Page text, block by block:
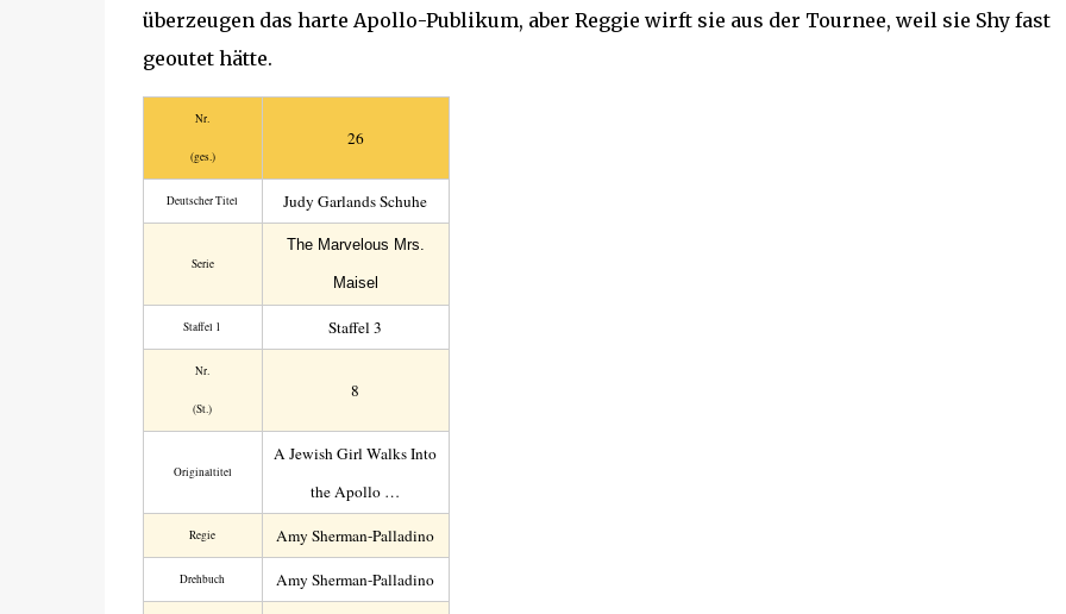
überzeugen das harte Apollo-Publikum, aber Reggie wirft sie aus der Tournee, weil sie Shy fast
geoutet hätte.
Nr.
(ges.)
26
Deutscher Titel Judy Garlands Schuhe
Serie
The Marvelous Mrs.
Maisel
Staffel 1 Staffel 3
Nr.
(St.)
8
Original­titel
A Jewish Girl Walks Into
the Apollo …
Regie Amy Sherman-Palladino
Drehbuch Amy Sherman-Palladino